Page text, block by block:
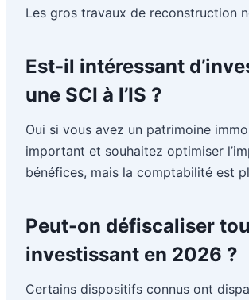
Les gros travaux de reconstruction
Est-il intéressant
une SCI à l’IS ?
Oui si vous avez un patrimoine
important et souhaitez optimiser
bénéfices, mais la comptabilité est
Peut-on défiscaliser
investissant en 2026 ?
Certains dispositifs connus ont